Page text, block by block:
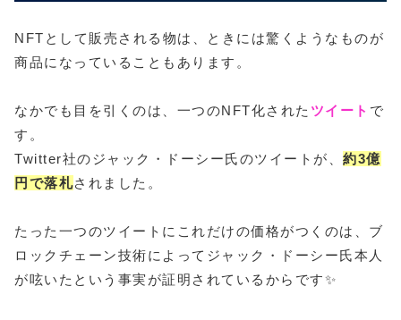
NFTとして販売される物は、ときには驚くようなものが
商品になっていることもあります。
なかでも目を引くのは、一つのNFT化された ツイート で
す。
Twitter社のジャック・ドーシー氏のツイートが、 約3億
円で落札されました。
たった一つのツイートにこれだけの価格がつくのは、ブ
ロックチェーン技術によってジャック・ドーシー氏本人
が呟いたという事実が証明されているからです✨